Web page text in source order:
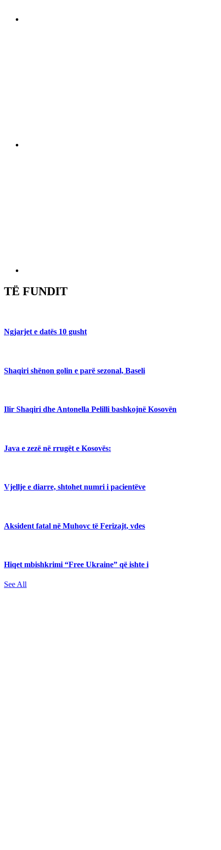
TË FUNDIT
Ngjarjet e datës 10 gusht
Shaqiri shënon golin e parë sezonal, Baseli
Ilir Shaqiri dhe Antonella Pelilli bashkojnë Kosovën
Java e zezë në rrugët e Kosovës:
Vjellje e diarre, shtohet numri i pacientëve
Aksident fatal në Muhovc të Ferizajt, vdes
Hiqet mbishkrimi “Free Ukraine” që ishte i
See All